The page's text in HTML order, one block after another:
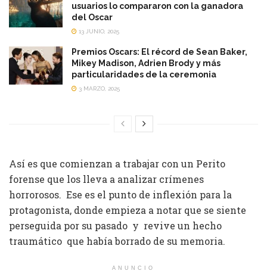
usuarios lo compararon con la ganadora
del Oscar
13 JUNIO, 2025
Premios Oscars: El récord de Sean Baker,
Mikey Madison, Adrien Brody y más
particularidades de la ceremonia
3 MARZO, 2025
Así es que comienzan a trabajar con un Perito
forense que los lleva a analizar crímenes
horrorosos. Ese es el punto de inflexión para la
protagonista, donde empieza a notar que se siente
perseguida por su pasado y revive un hecho
traumático que había borrado de su memoria.
ANUNCIO